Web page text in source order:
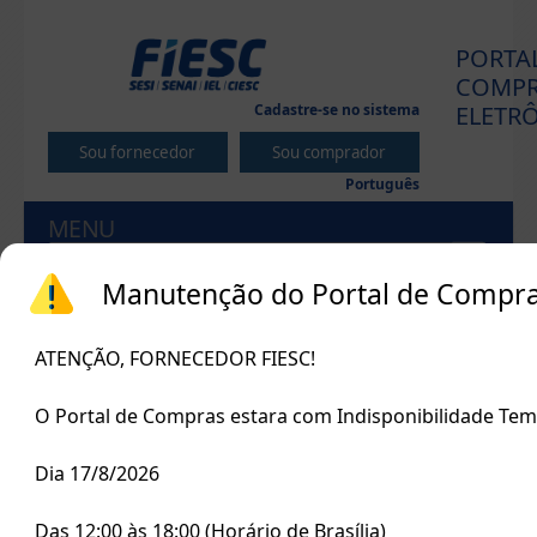
Cadastre-se no sistema
Português
MENU
Últimos processos em
andamento
empresa
Manutenção do Portal de
ATENÇÃO, FORNECEDOR FIESC!
O Portal de Compras estara com Indisponibilidade
Dia 17/8/2026
Das 12:00 às 18:00 (Horário de Brasília)